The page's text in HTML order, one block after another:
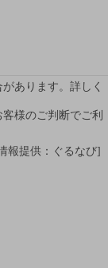
あります。詳しく
様のご判断でご利
報提供：ぐるなび]